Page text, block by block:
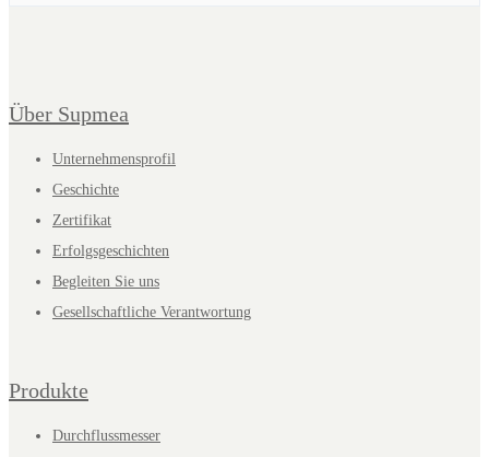
Über Supmea
Unternehmensprofil
Geschichte
Zertifikat
Erfolgsgeschichten
Begleiten Sie uns
Gesellschaftliche Verantwortung
Produkte
Durchflussmesser